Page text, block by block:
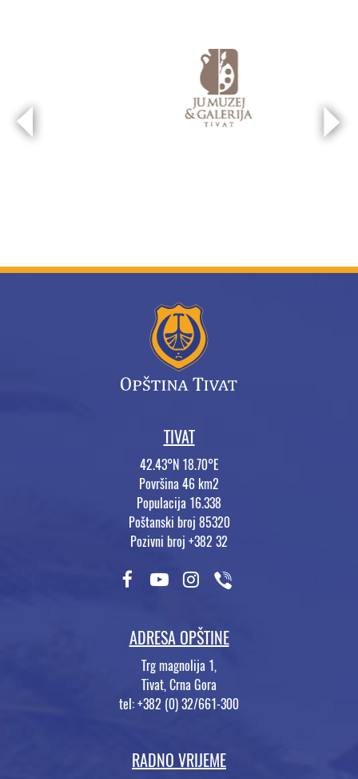
TIVAT
42.43°N 18.70°E
Površina 46 km2
Populacija 16.338
Poštanski broj 85320
Pozivni broj +382 32
ADRESA OPŠTINE
Trg magnolija 1,
Tivat, Crna Gora
tel: +382 (0) 32/661-300
RADNO VRIJEME